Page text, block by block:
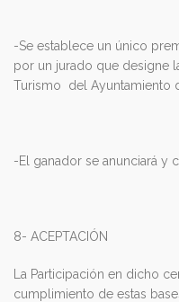
-Se establece un único
por un jurado que designe
Turismo del Ayuntamiento
-El ganador se anunciará y
8- ACEPTACIÓN
La Participación en dicho
cumplimiento de estas